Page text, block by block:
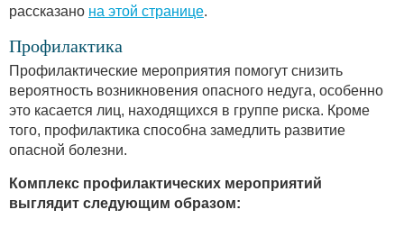
рассказано на этой странице.
Профилактика
Профилактические мероприятия помогут снизить
вероятность возникновения опасного недуга, особенно
это касается лиц, находящихся в группе риска. Кроме
того, профилактика способна замедлить развитие
опасной болезни.
Комплекс профилактических мероприятий
выглядит следующим образом: